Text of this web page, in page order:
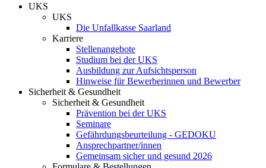
UKS
UKS
Die Unfallkasse Saarland
Karriere
Stellenangebote
Studium bei der UKS
Ausbildung zur Aufsichtsperson
Hinweise für Bewerberinnen und Bewerber
Sicherheit & Gesundheit
Sicherheit & Gesundheit
Prävention bei der UKS
Seminare
Gefährdungsbeurteilung - GEDOKU
Ansprechpartner/innen
Gemeinsam sicher und gesund 2026